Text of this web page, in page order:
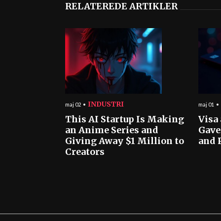
RELATEREDE ARTIKLER
maj 02 INDUSTRI
This AI Startup Is Making
an Anime Series and
Giving Away $1 Million to
Creators
maj 01
Visa
and